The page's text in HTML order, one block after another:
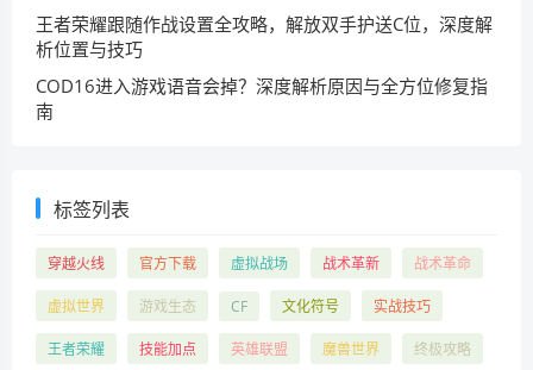
王者荣耀跟随作战设置全攻略，解放双手护送C位，深度解
析位置与技巧
COD16进入游戏语音会掉？深度解析原因与全方位修复指
南
标签列表
穿越火线 官方下载 虚拟战场 战术革新 战术革命
虚拟世界 游戏生态 CF 文化符号 实战技巧
王者荣耀 技能加点 英雄联盟 魔兽世界 终极攻略